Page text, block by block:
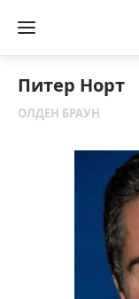
Питер Норт
ОЛДЕН БРАУН